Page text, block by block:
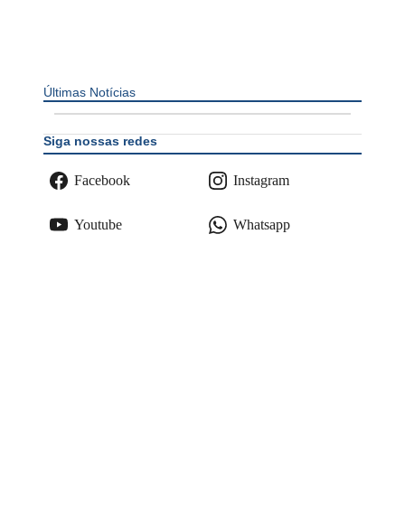
Últimas Notícias
Siga nossas redes
Facebook Instagram
Youtube Whatsapp